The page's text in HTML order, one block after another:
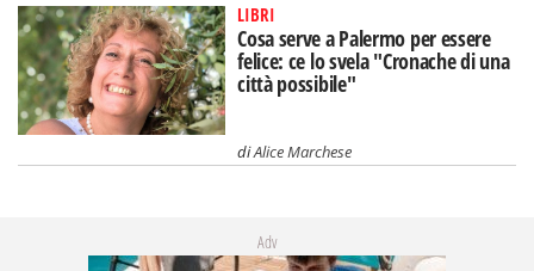
LIBRI
Cosa serve a Palermo per essere
felice: ce lo svela "Cronache di una
città possibile"
diAlice Marchese
Adv